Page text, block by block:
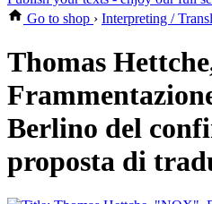
Go to shop › Interpreting /
Thomas
Berlino del
proposta di